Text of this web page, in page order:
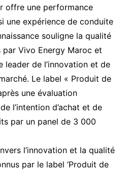
offre une performance
une expérience de conduite
souligne la qualité
Vivo Energy Maroc et
leader de l’innovation et de
Le label « Produit de
une évaluation
l’intention d’achat et de
par un panel de 3 000
l’innovation et la qualité
par le label ‘Produit de